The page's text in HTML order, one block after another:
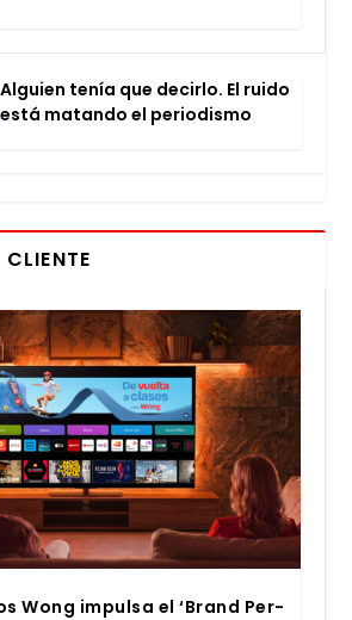
Alguien tenía que decir­lo. El rui­do
está matan­do el perio­dis­mo
CLIENTE
Wong impul­sa el ‘Brand Per­